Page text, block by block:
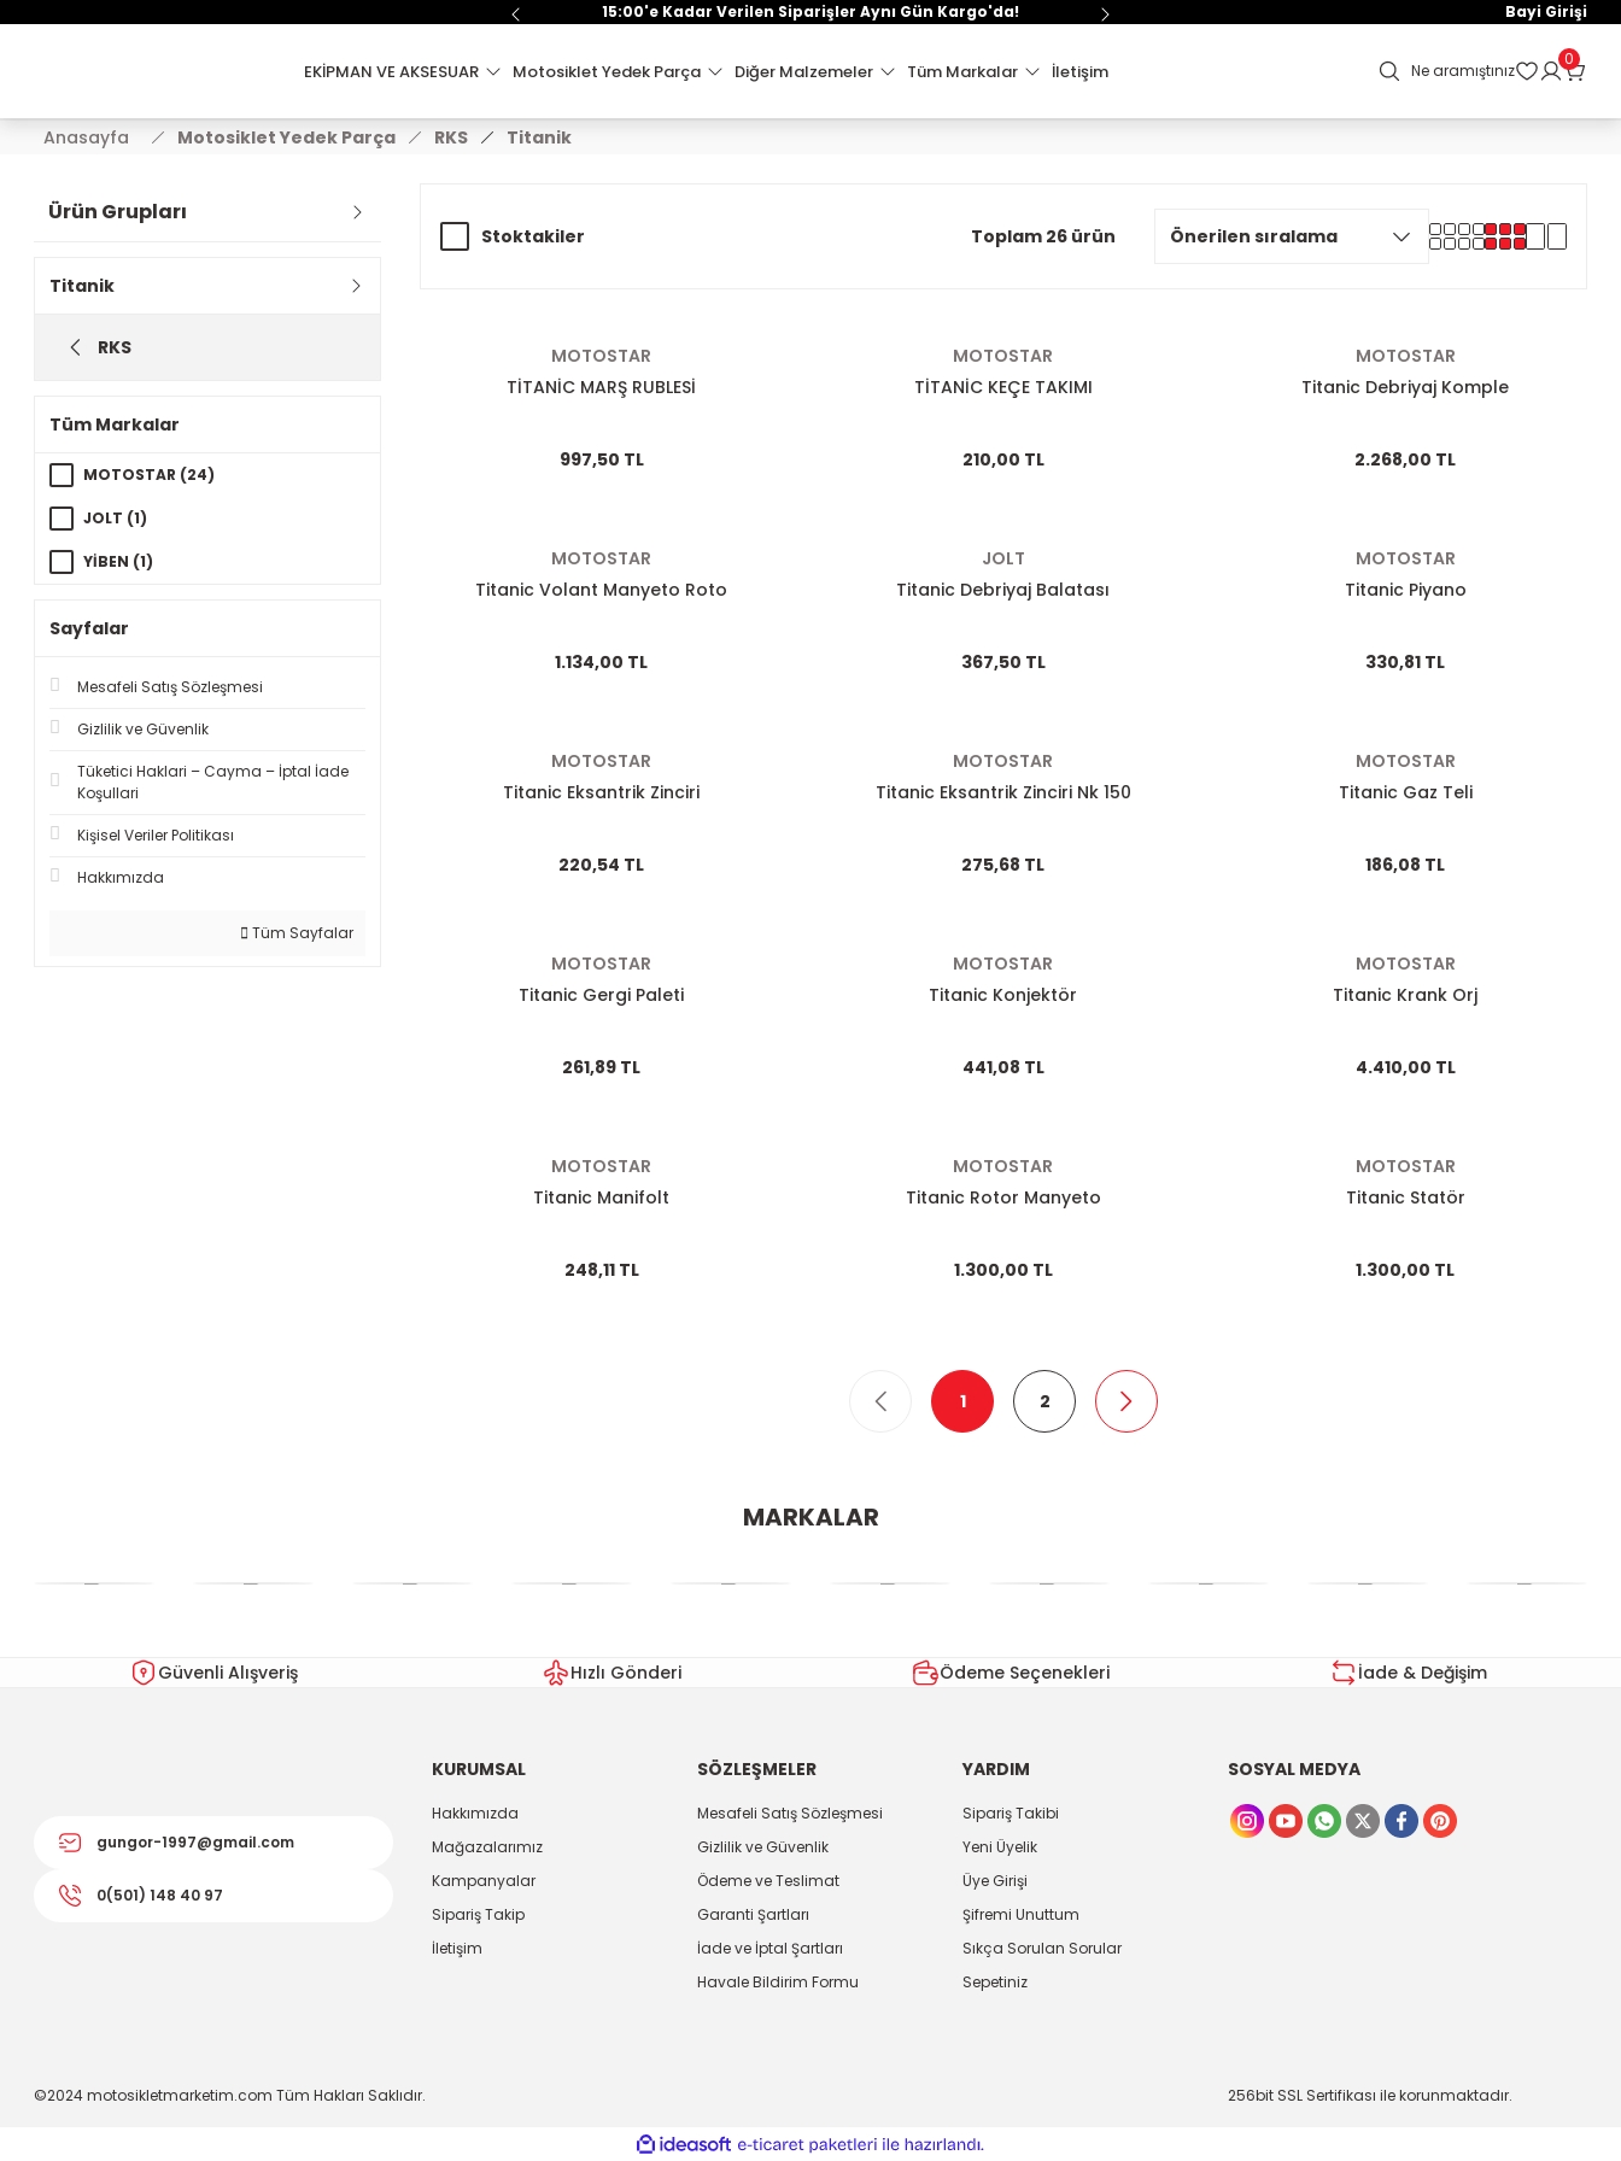
15:00'e Kadar Verilen Siparişler Aynı Gün Kargo'da! Bayi Girişi
EKİPMAN VE AKSESUAR Motosiklet Yedek Parça Diğer Malzemeler Tüm Markalar İletişim Ne aramıştınız
0
Anasayfa Motosiklet Yedek Parça RKS Titanik
Ürün Grupları
Titanik
RKS
Tüm Markalar
MOTOSTAR (24)
JOLT (1)
YİBEN (1)
Sayfalar
Mesafeli Satış Sözleşmesi
Gizlilik ve Güvenlik
Tüketici Haklari – Cayma – İptal İade
Koşullari
Kişisel Veriler Politikası
Hakkımızda
Tüm Sayfalar
Stoktakiler Toplam 26 ürün
MOTOSTAR
TİTANİC MARŞ RUBLESİ
997,50 TL
MOTOSTAR
TİTANİC KEÇE TAKIMI
210,00 TL
MOTOSTAR
Titanic Debriyaj Komple
2.268,00 TL
MOTOSTAR
Titanic Volant Manyeto Roto
1.134,00 TL
JOLT
Titanic Debriyaj Balatası
367,50 TL
MOTOSTAR
Titanic Piyano
330,81 TL
MOTOSTAR
Titanic Eksantrik Zinciri
220,54 TL
MOTOSTAR
Titanic Eksantrik Zinciri Nk 150
275,68 TL
MOTOSTAR
Titanic Gaz Teli
186,08 TL
MOTOSTAR
Titanic Gergi Paleti
261,89 TL
MOTOSTAR
Titanic Konjektör
441,08 TL
MOTOSTAR
Titanic Krank Orj
4.410,00 TL
MOTOSTAR
Titanic Manifolt
248,11 TL
MOTOSTAR
Titanic Rotor Manyeto
1.300,00 TL
MOTOSTAR
Titanic Statör
1.300,00 TL
1 2
MARKALAR
Güvenli Alışveriş Hızlı Gönderi Ödeme Seçenekleri İade & Değişim
gungor-1997@gmail.com
0(501) 148 40 97
KURUMSAL
Hakkımızda
Mağazalarımız
Kampanyalar
Sipariş Takip
İletişim
SÖZLEŞMELER
Mesafeli Satış Sözleşmesi
Gizlilik ve Güvenlik
Ödeme ve Teslimat
Garanti Şartları
İade ve İptal Şartları
Havale Bildirim Formu
YARDIM
Sipariş Takibi
Yeni Üyelik
Üye Girişi
Şifremi Unuttum
Sıkça Sorulan Sorular
Sepetiniz
SOSYAL MEDYA
©2024 motosikletmarketim.com Tüm Hakları Saklıdır. 256bit SSL Sertifikası ile korunmaktadır.
ideasoft
e-